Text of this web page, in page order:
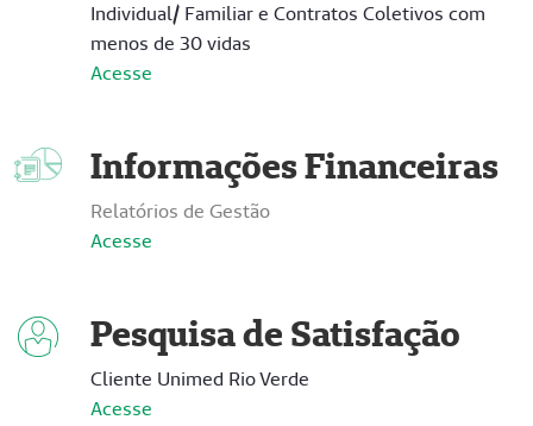
Individual/ Familiar e Contratos Coletivos com
menos de 30 vidas
Acesse
Informações Financeiras
Relatórios de Gestão
Acesse
Pesquisa de Satisfação
Cliente Unimed Rio Verde
Acesse